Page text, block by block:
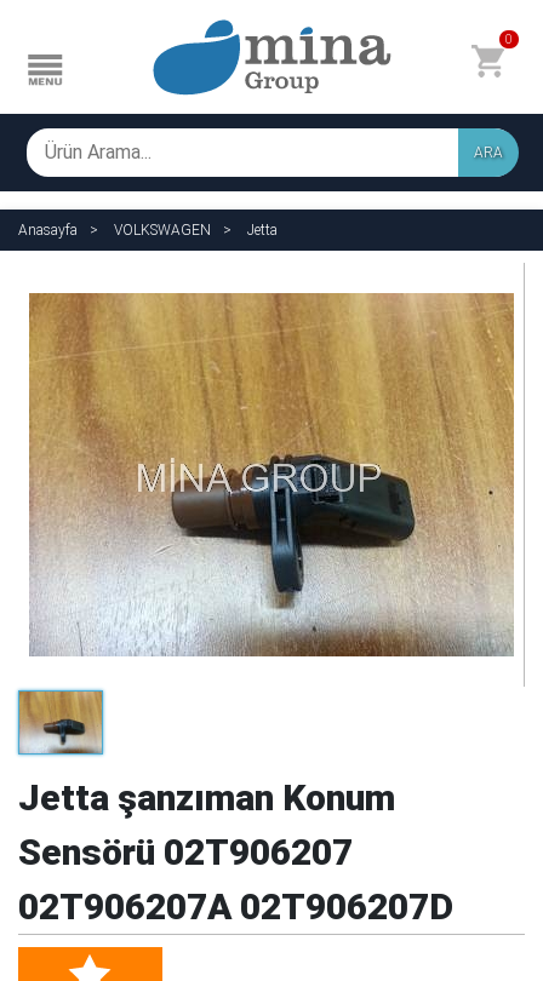
0
ARA
Anasayfa VOLKSWAGEN Jetta
Jetta şanzıman Konum
Sensörü 02T906207
02T906207A 02T906207D